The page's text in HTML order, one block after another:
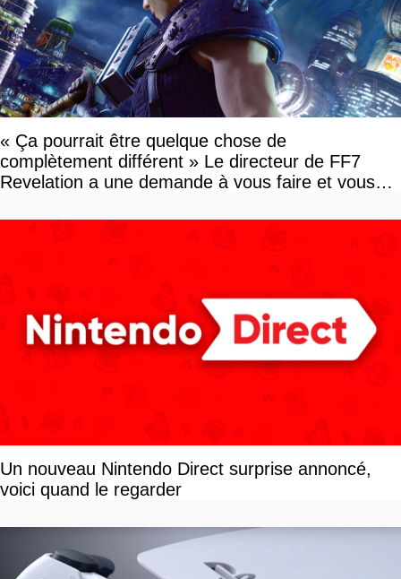
« Ça pourrait être quelque chose de
complètement différent » Le directeur de FF7
Revelation a une demande à vous faire et vous
Un nouveau Nintendo Direct surprise annoncé,
voici quand le regarder